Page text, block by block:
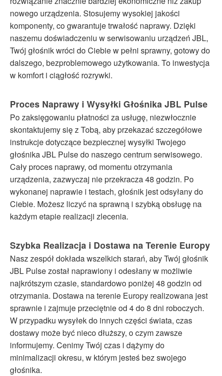
nowego urządzenia. Stosujemy wysokiej jakości
komponenty, co gwarantuje trwałość naprawy. Dzięki
naszemu doświadczeniu w serwisowaniu urządzeń JBL,
Twój głośnik wróci do Ciebie w pełni sprawny, gotowy do
dalszego, bezproblemowego użytkowania. To inwestycja
w komfort i ciągłość rozrywki.
Proces Naprawy i Wysyłki Głośnika JBL Pulse
Po zaksięgowaniu płatności za usługę, niezwłocznie
skontaktujemy się z Tobą, aby przekazać szczegółowe
instrukcje dotyczące bezpiecznej wysyłki Twojego
głośnika JBL Pulse do naszego centrum serwisowego.
Cały proces naprawy, od momentu otrzymania
urządzenia, zazwyczaj nie przekracza 48 godzin. Po
wykonanej naprawie i testach, głośnik jest odsyłany do
Ciebie. Możesz liczyć na sprawną i szybką obsługę na
każdym etapie realizacji zlecenia.
Szybka Realizacja i Dostawa na Terenie Europy
Nasz zespół dokłada wszelkich starań, aby Twój głośnik
JBL Pulse został naprawiony i odesłany w możliwie
najkrótszym czasie, standardowo poniżej 48 godzin od
otrzymania. Dostawa na terenie Europy realizowana jest
sprawnie i zajmuje przeciętnie od 4 do 8 dni roboczych.
W przypadku wysyłek do innych części świata, czas
dostawy może być nieco dłuższy, o czym zawsze
informujemy. Cenimy Twój czas i dążymy do
minimalizacji okresu, w którym jesteś bez swojego
głośnika.